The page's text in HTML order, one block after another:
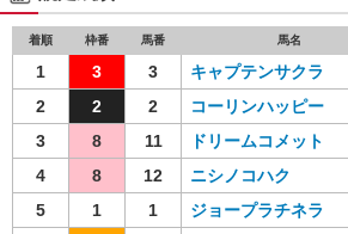
着順 枠番 馬番 馬名
1 3 3 キャプテンサクラ
2
2 2 コーリンハッピー
3
8 11 ドリームコメット
4
8 12 ニシノコハク
5
1 1 ジョープラチネラ